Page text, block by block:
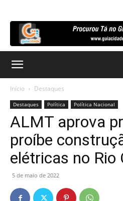
Início Destaques
Destaques Política Política Nacional
ALMT aprova
proíbe
elétricas no Rio
5 de maio de 2022